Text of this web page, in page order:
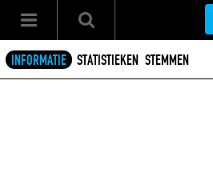
INFORMATIE STATISTIEKEN STEMMEN